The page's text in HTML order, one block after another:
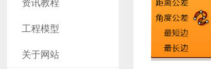
工程模型
关于网站